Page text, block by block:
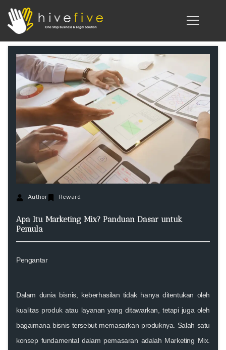
Author Reward
Apa Itu Marketing Mix? Panduan Dasar untuk
Pemula
Pengantar
Dalam dunia bisnis, keberhasilan tidak hanya ditentukan oleh
kualitas produk atau layanan yang ditawarkan, tetapi juga oleh
bagaimana bisnis tersebut memasarkan produknya. Salah satu
konsep fundamental dalam pemasaran adalah Marketing Mix.